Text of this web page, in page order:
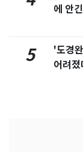
에 안
5
'도경
어려